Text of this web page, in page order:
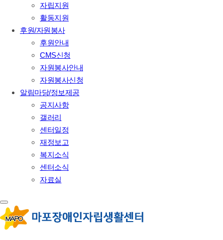
자립지원
활동지원
후원/자원봉사
후원안내
CMS신청
자원봉사안내
자원봉사신청
알림마당/정보제공
공지사항
갤러리
센터일정
재정보고
복지소식
센터소식
자료실